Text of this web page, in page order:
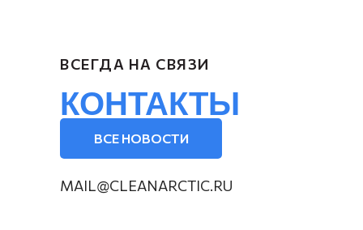
ВСЕ НОВОСТИ
КОНТАКТЫ
ВСЕГДА НА СВЯЗИ
MAIL@CLEANARCTIC.RU